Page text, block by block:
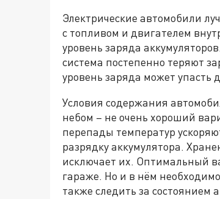
Электрические автомобили
с топливом и двигателем
уровень заряда
система постепенно теряют
уровень заряда может упасть
Условия содержания
небом – не очень хороший
перепады температур
разрядку аккумулятора.
исключает их. Оптимальный
гараже. Но и в нём
также следить за состоянием